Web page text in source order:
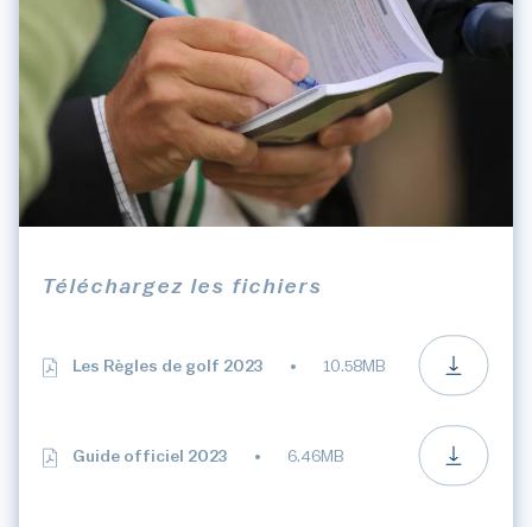
Téléchargez les fichiers
Les Règles de golf 2023 10.58MB
Guide officiel 2023 6.46MB